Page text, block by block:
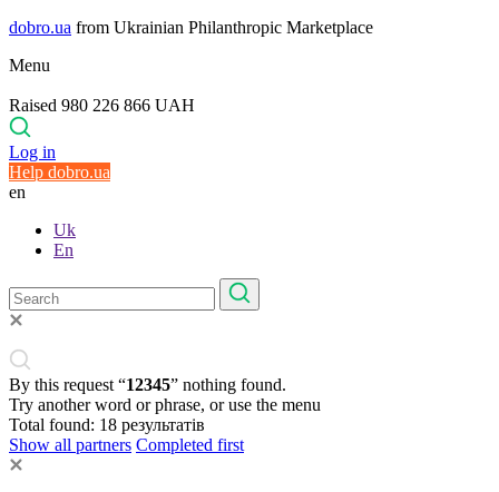
dobro.ua from Ukrainian Philanthropic Marketplace
Menu
Raised 980 226 866 UAH
Log in
Help dobro.ua
en
Uk
En
By this request “12345” nothing found.
Try another word or phrase, or use the menu
Total found: 18 результатів
Show all partners Completed first